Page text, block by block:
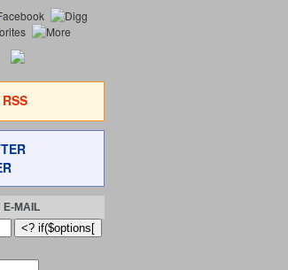
E-MAIL